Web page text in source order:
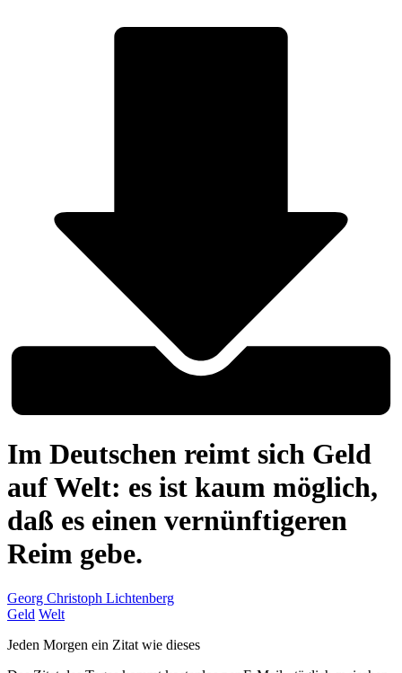
Im Deutschen reimt sich Geld
auf Welt: es ist kaum möglich,
daß es einen vernünftigeren
Reim gebe.
Georg Christoph Lichtenberg
Geld Welt
Jeden Morgen ein Zitat wie dieses